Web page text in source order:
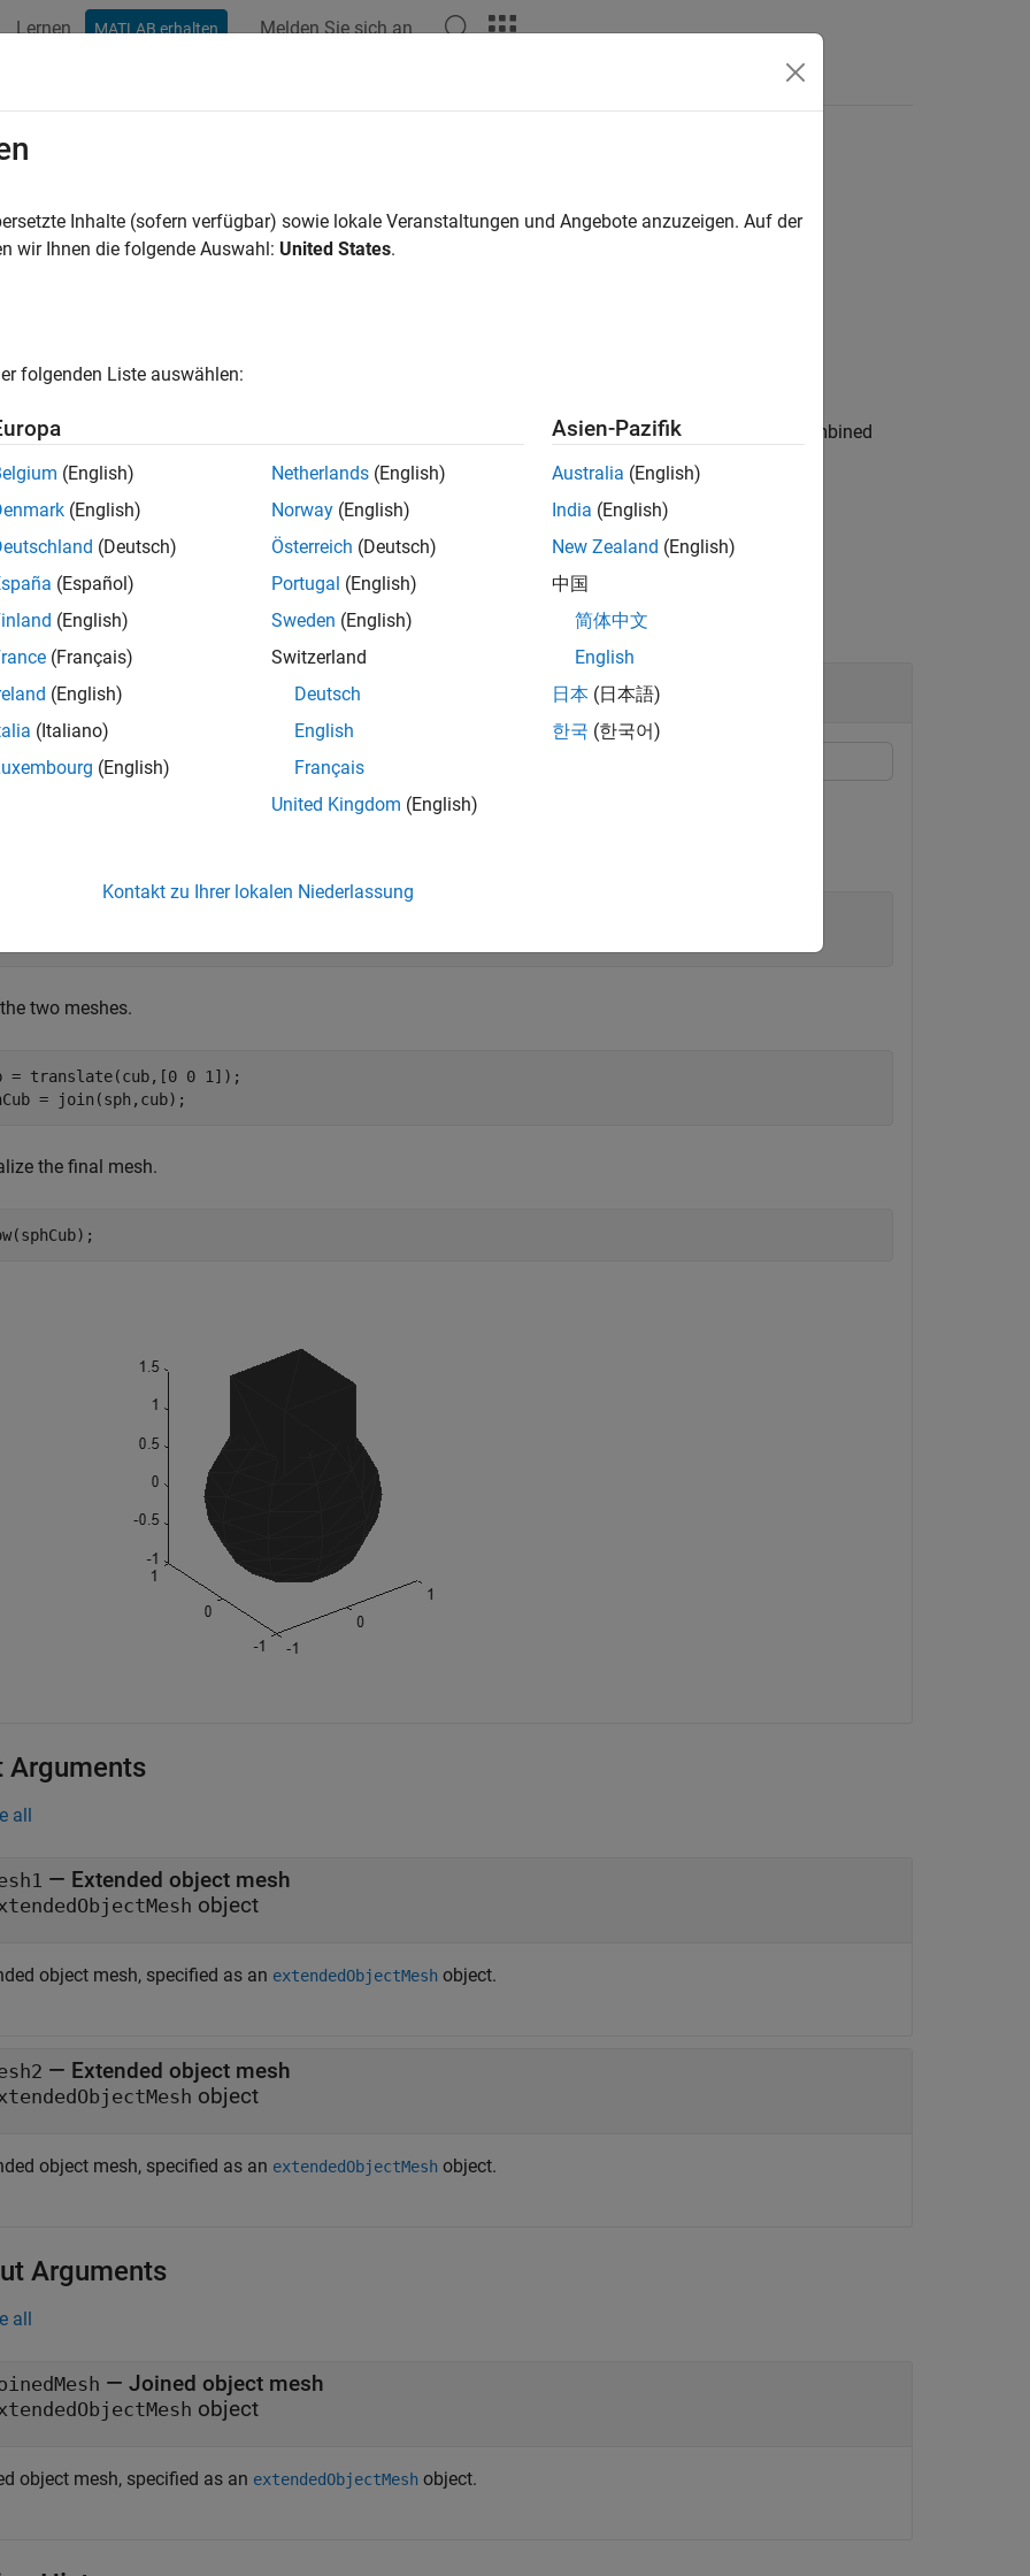
Lernen MATLAB erhalten Melden Sie sich an
object meshes
= join( and returnsjoinedMesh
with the combined
all
and Join Two Object Meshes
objects and join them together.
two meshes.
= translate(cub,[0 0 1]);
= join(sph,cub);
the final mesh.
Arguments
all
— Extended object mesh
object
object mesh, specified as an extendedObjectMesh object.
— Extended object mesh
object
object mesh, specified as an extendedObjectMesh object.
Arguments
all
— Joined object mesh
object
object mesh, specified as an extendedObjectMesh object.
Inhalte (sofern verfügbar) sowie lokale Veranstaltungen und Angebote anzuzeigen. Auf der
wir Ihnen die folgende Auswahl: United States.
folgenden Liste auswählen:
(English)
(English)
(Deutsch)
(Español)
(English)
(Français)
(English)
(Italiano)
(English)
Netherlands (English)
Norway (English)
Österreich (Deutsch)
Portugal (English)
Sweden (English)
Switzerland
Deutsch
English
Français
United Kingdom (English)
Asien-Pazifik
Australia (English)
India (English)
New Zealand (English)
中国
简体中文
English
日本 (日本語)
한국 (한국어)
Kontakt zu Ihrer lokalen Niederlassung